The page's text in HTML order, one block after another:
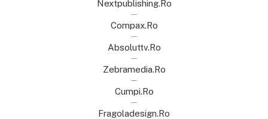
Nextpublishing.ro
Compax.ro
Absoluttv.ro
Zebramedia.ro
Cumpi.ro
Fragoladesign.ro